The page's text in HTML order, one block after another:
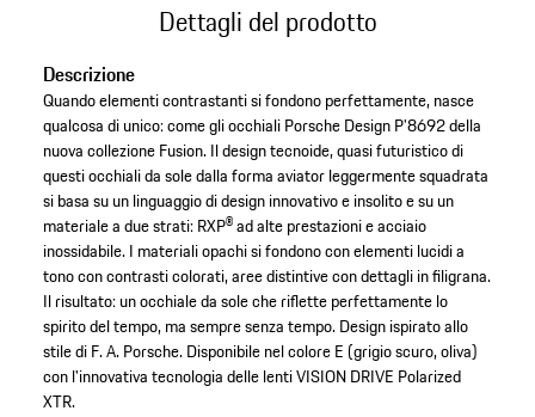
Dettagli del prodotto
Descrizione
Quando elementi contrastanti si fondono perfettamente, nasce
qualcosa di unico: come gli occhiali Porsche Design P'8692 della
nuova collezione Fusion. Il design tecnoide, quasi futuristico di
questi occhiali da sole dalla forma aviator leggermente squadrata
si basa su un linguaggio di design innovativo e insolito e su un
materiale a due strati: RXP® ad alte prestazioni e acciaio
inossidabile. I materiali opachi si fondono con elementi lucidi a
tono con contrasti colorati, aree distintive con dettagli in filigrana.
Il risultato: un occhiale da sole che riflette perfettamente lo
spirito del tempo, ma sempre senza tempo. Design ispirato allo
stile di F. A. Porsche. Disponibile nel colore E (grigio scuro, oliva)
con l'innovativa tecnologia delle lenti VISION DRIVE Polarized
XTR.